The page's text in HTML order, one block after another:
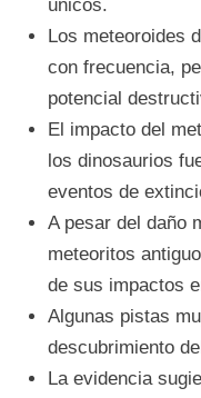
únicos.
Los meteoroides
con frecuencia,
potencial
El impacto del
los dinosaurios
eventos de
A pesar del daño
meteoritos
de sus impactos
Algunas pistas
descubrimiento
La evidencia